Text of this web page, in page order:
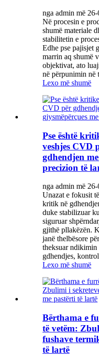
nga admin më
Në procesin e
shumë materiale
stabilitetin e
Edhe pse pajisjet
marrin aq shumë
objektivat, ato
në përpunimin në
Lexo më shumë
Pse është
veshjes CVD
gdhendjen
precizion të
nga admin më
Unazat e fokusit
kritik në
duke stabilizuar
siguruar
gjithë pllakëzën.
janë thelbësore
theksuar
gdhendjes,
Lexo më shumë
Bërthama e
të vetëm:
fushave
të lartë